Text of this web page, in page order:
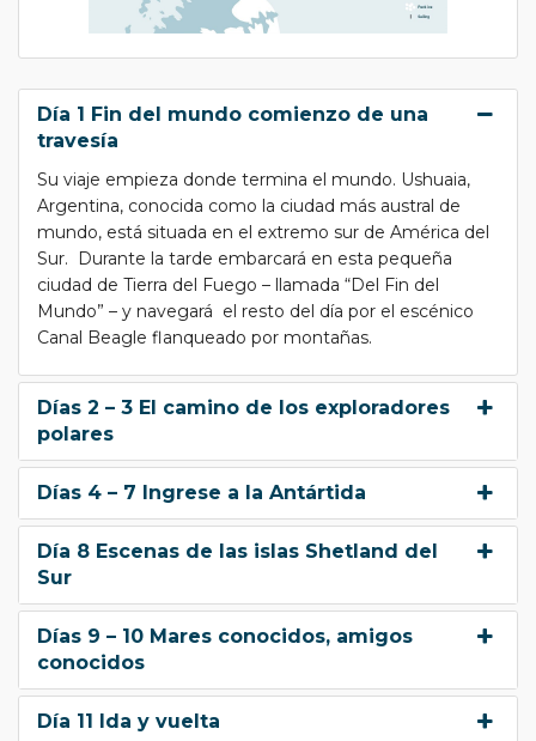
Día 1 Fin del mundo comienzo de una
travesía
Su viaje empieza donde termina el mundo. Ushuaia,
Argentina, conocida como la ciudad más austral de
mundo, está situada en el extremo sur de América del
Sur. Durante la tarde embarcará en esta pequeña
ciudad de Tierra del Fuego – llamada “Del Fin del
Mundo” – y navegará el resto del día por el escénico
Canal Beagle flanqueado por montañas.
Días 2 – 3 El camino de los exploradores
polares
Días 4 – 7 Ingrese a la Antártida
Día 8 Escenas de las islas Shetland del
Sur
Días 9 – 10 Mares conocidos, amigos
conocidos
Día 11 Ida y vuelta